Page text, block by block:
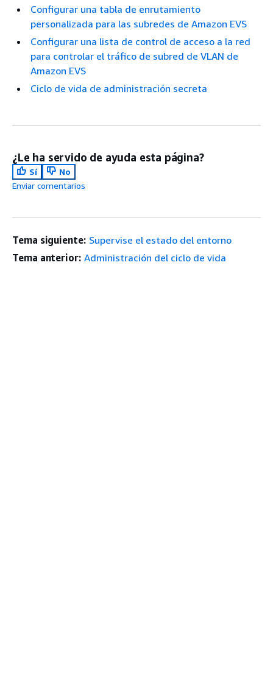
Configurar una tabla de enrutamiento
personalizada para las subredes de Amazon EVS
Configurar una lista de control de acceso a la red
para controlar el tráfico de subred de VLAN de
Amazon EVS
Ciclo de vida de administración secreta
¿Le ha servido de ayuda esta página?
Sí
No
Enviar comentarios
Tema siguiente: Supervise el estado del entorno
Tema anterior: Administración del ciclo de vida